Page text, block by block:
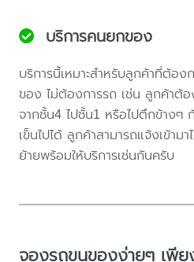
บริการคนยกของ
บริการนี้เหมาะสำหรับลูกค้าที่ต้อง
ของ ไม่ต้องการรถ เช่น ลูกค้าต้
จากชั้น4 ไปชั้น1 หรือไปตึกข้างๆ
เข็นไปได้ ลูกค้าสามารถแจ้งเข้าม
ย้ายพร้อมให้บริการเช่นกันครับ
จองรถขนของง่ายๆ เพี